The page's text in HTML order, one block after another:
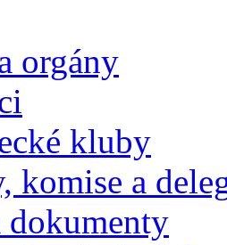
orgány
kluby
komise a
dokumenty